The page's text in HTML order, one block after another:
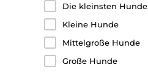
Die kleinsten Hunde
Kleine Hunde
Mittelgroße Hunde
Große Hunde